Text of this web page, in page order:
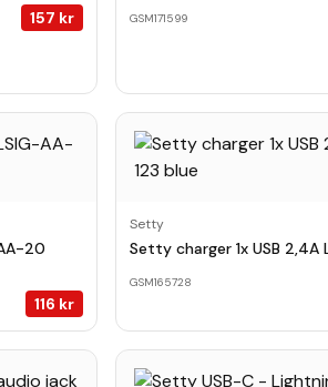
157 kr GSM171599
20
116 kr
Setty
Setty charger 1x USB 2,4A
GSM165728